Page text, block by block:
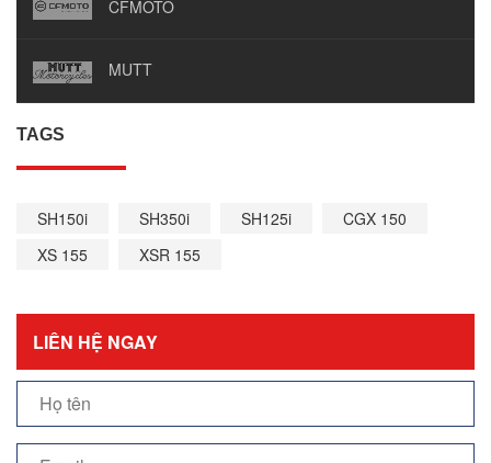
CFMOTO
MUTT
TAGS
SH150i SH350i SH125i
CGX 150
XS 155
XSR 155
LIÊN HỆ NGAY